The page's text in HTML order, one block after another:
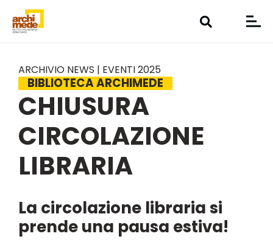
ARCHIVIO NEWS | EVENTI 2025
BIBLIOTECA ARCHIMEDE
CHIUSURA
CIRCOLAZIONE
LIBRARIA
La circolazione libraria si
prende una pausa estiva!